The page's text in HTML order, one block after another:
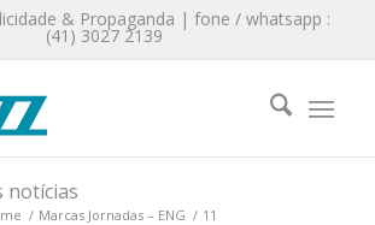
& Propaganda | fone / whatsapp :
(41) 3027 2139
notícias
/ Marcas Jornadas – ENG / 11